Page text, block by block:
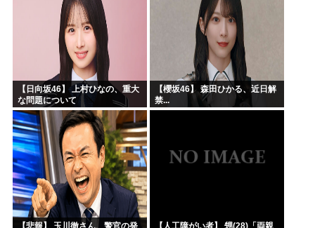
【日向坂46】 上村ひなの、重大
な問題について
【櫻坂46】 森田ひかる、近日解
禁...
【悲報】 玉川徹さん、警官の発 【人工障がい者】 甥(28)「両親